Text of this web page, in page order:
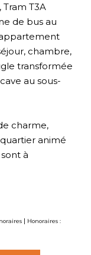
T3A
de bus au
chambre,
transformée
au sous-
charme,
animé
à
| Honoraires :